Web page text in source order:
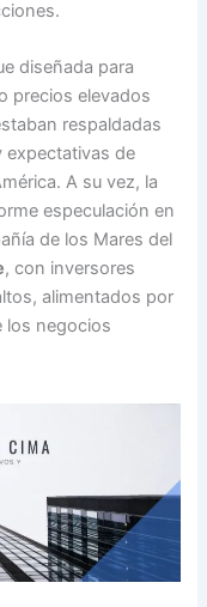
diseñada para
precios elevados
respaldadas
expectativas de
A su vez, la
especulación en
de los Mares del
, con inversores
alimentados por
los negocios